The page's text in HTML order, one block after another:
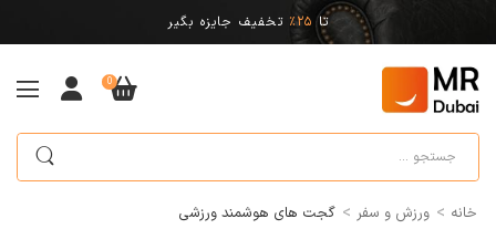
تا 25% تخفیف جایزه بگیر
0
خانه > ورزش و سفر > گجت های هوشمند ورزشی